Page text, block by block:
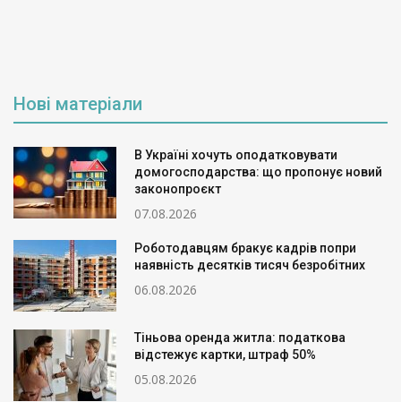
Нові матеріали
В Україні хочуть оподатковувати
домогосподарства: що пропонує новий
законопроєкт
07.08.2026
Роботодавцям бракує кадрів попри
наявність десятків тисяч безробітних
06.08.2026
Тіньова оренда житла: податкова
відстежує картки, штраф 50%
05.08.2026